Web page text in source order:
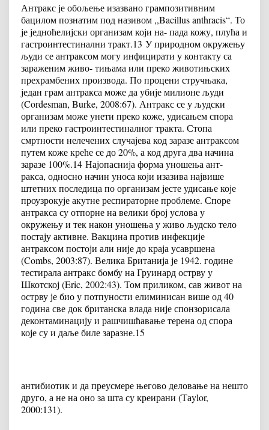
Антракс је обољење изазвано грампозитивним
бацилом познатим под називом ,,Bacillus anthracis“. То
је једноћелијски организам који на- пада кожу, плућа и
гастроинтестинални тракт.13 У природном окружењу
људи се антраксом могу инфицирати у контакту са
зараженим живо- тињама или преко животињских
прехрамбених производа. По процени стручњака,
један грам антракса може да убије милионе људи
(Cordesman, Burke, 2008:67). Антракс се у људски
организам може унети преко коже, удисањем спора
или преко гастроинтестиналног тракта. Стопа
смртности нелечених случајева код заразе антраксом
путем коже креће се до 20%, а код друга два начина
заразе 100%.14 Најопаснија форма уношења ант-
ракса, односно начин уноса који изазива највише
штетних последица по организам јесте удисање које
проузрокује акутне респираторне проблеме. Споре
антракса су отпорне на велики број услова у
окружењу и тек након уношења у живо људско тело
постају активне. Вакцина против инфекције
антраксом постоји али није до краја усавршена
(Combs, 2003:87). Велика Британија је 1942. године
тестирала антракс бомбу на Груинард острву у
Шкотској (Eric, 2002:43). Том приликом, сав живот на
острву је био у потпуности елиминисан више од 40
година све док британска влада није спонзорисала
деконтаминацију и рашчишћавање терена од спора
које су и даље биле заразне.15
антибиотик и да преусмере његово деловање на нешто
друго, а не на оно за шта су креирани (Таylor,
2000:131).